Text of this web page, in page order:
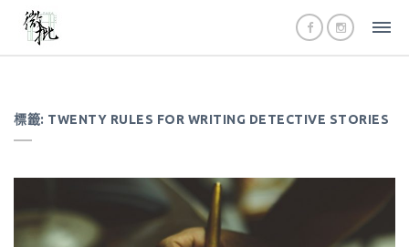
標籤: TWENTY RULES FOR WRITING DETECTIVE STORIES